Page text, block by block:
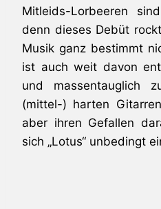
Mitleids-Lorbeeren
denn dieses Debüt
Musik ganz bestimmt
ist auch weit davon
und massentauglich
(mittel-) harten
aber ihren Gefallen
sich „Lotus“ unbedingt